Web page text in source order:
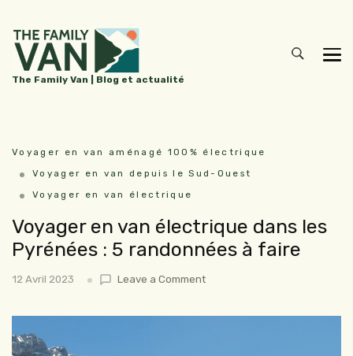
The Family Van | Blog et actualité
Voyager en van aménagé 100% électrique
Voyager en van depuis le Sud-Ouest
Voyager en van électrique
Voyager en van électrique dans les
Pyrénées : 5 randonnées à faire
12 Avril 2023 Leave a Comment